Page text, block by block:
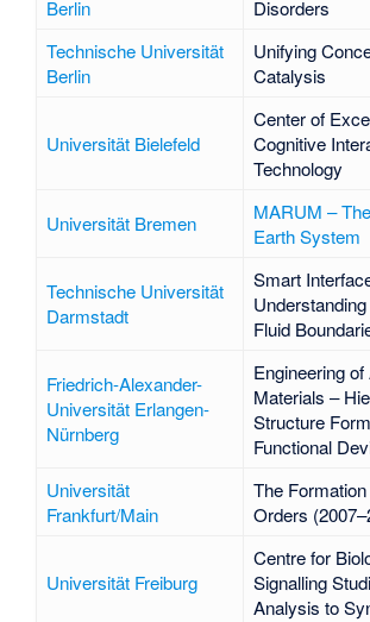
Berlin
Disorders
Technische Universität
Berlin
Unifying
Catalysis
Universität Bielefeld
Center of
Cognitive
Technology
Universität Bremen
MARUM –
Earth System
Technische Universität
Darmstadt
Smart
Fluid
Friedrich-Alexander-
Universität Erlangen-
Nürnberg
Engineering
Materials –
Structure
Functional
Universität
Frankfurt/Main
The
Orders
Universität Freiburg
Centre for
Signalling
Analysis to